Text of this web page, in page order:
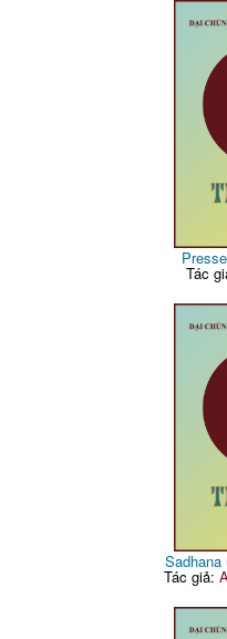
Tác
Tác giả: